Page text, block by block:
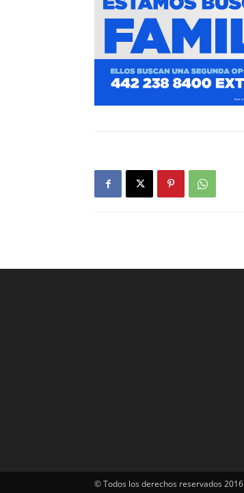
© Todos los derechos reservados 2016